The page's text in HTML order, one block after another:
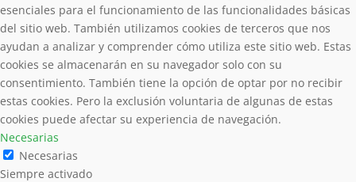
esenciales para el funcionamiento de las funcionalidades básicas
del sitio web. También utilizamos cookies de terceros que nos
ayudan a analizar y comprender cómo utiliza este sitio web. Estas
cookies se almacenarán en su navegador solo con su
consentimiento. También tiene la opción de optar por no recibir
estas cookies. Pero la exclusión voluntaria de algunas de estas
cookies puede afectar su experiencia de navegación.
Necesarias
Necesarias
Siempre activado